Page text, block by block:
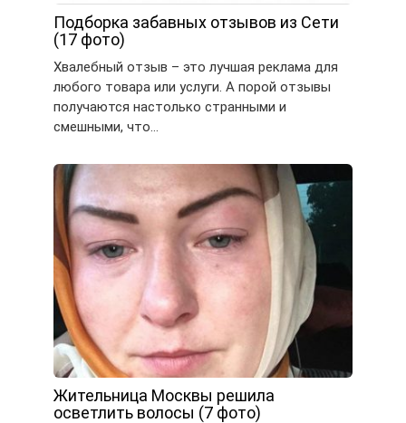
Подборка забавных отзывов из Сети
(17 фото)
Хвалебный отзыв – это лучшая реклама для
любого товара или услуги. А порой отзывы
получаются настолько странными и
смешными, что…
Жительница Москвы решила
осветлить волосы (7 фото)